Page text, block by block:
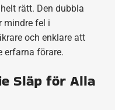
rätt. Den dubbla
mindre fel i
och enklare att
erfarna förare.
Släp för Alla